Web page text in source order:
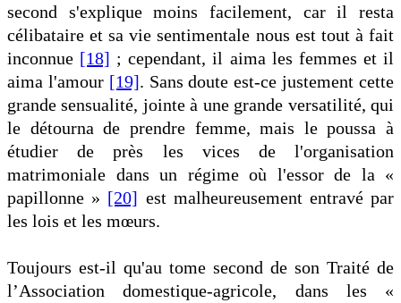
second s'explique moins facilement, car il resta
célibataire et sa vie sentimentale nous est tout à fait
inconnue [18] ; cependant, il aima les femmes et il
aima l'amour [19]. Sans doute est-ce justement cette
grande sensualité, jointe à une grande versatilité, qui
le détourna de prendre femme, mais le poussa à
étudier de près les vices de l'organisation
matrimoniale dans un régime où l'essor de la «
papillonne » [20] est malheureusement entravé par
les lois et les mœurs.
Toujours est-il qu'au tome second de son Traité de
l’Association domestique-agricole, dans les «